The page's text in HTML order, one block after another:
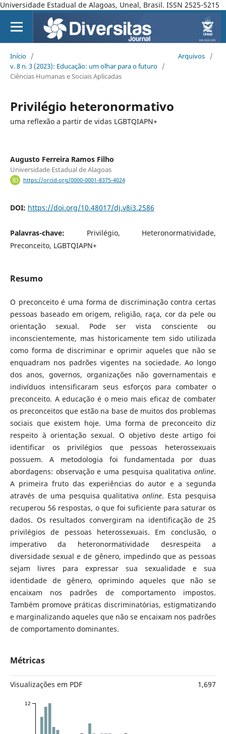
Universidade Estadual de Alagoas, Uneal, Brasil. ISSN 2525-5215
Início / Arquivos
/
v. 8 n. 3 (2023): Educação: um olhar para o futuro /
Ciências Humanas e Sociais Aplicadas
Privilégio heteronormativo
uma reflexão a partir de vidas LGBTQIAPN+
Augusto Ferreira Ramos Filho
Universidade Estadual de Alagoas
https://orcid.org/0000-0001-8375-4024
DOI: https://doi.org/10.48017/dj.v8i3.2586
Palavras-chave: Privilégio, Heteronormatividade,
Preconceito, LGBTQIAPN+
Resumo
O preconceito é uma forma de discriminação contra certas
pessoas baseado em origem, religião, raça, cor da pele ou
orientação sexual. Pode ser vista consciente ou
inconscientemente, mas historicamente tem sido utilizada
como forma de discriminar e oprimir aqueles que não se
enquadram nos padrões vigentes na sociedade. Ao longo
dos anos, governos, organizações não governamentais e
indivíduos intensificaram seus esforços para combater o
preconceito. A educação é o meio mais eficaz de combater
os preconceitos que estão na base de muitos dos problemas
sociais que existem hoje. Uma forma de preconceito diz
respeito à orientação sexual. O objetivo deste artigo foi
identificar os privilégios que pessoas heterossexuais
possuem. A metodologia foi fundamentada por duas
abordagens: observação e uma pesquisa qualitativaonline.
A primeira fruto das experiências do autor e a segunda
através de uma pesquisa qualitativaonline. Esta pesquisa
recuperou 56 respostas, o que foi suficiente para saturar os
dados. Os resultados convergiram na identificação de 25
privilégios de pessoas heterossexuais. Em conclusão, o
imperativo da heteronormatividade desrespeita a
diversidade sexual e de gênero, impedindo que as pessoas
sejam livres para expressar sua sexualidade e sua
identidade de gênero, oprimindo aqueles que não se
encaixam nos padrões de comportamento impostos.
Também promove práticas discriminatórias, estigmatizando
e marginalizando aqueles que não se encaixam nos padrões
de comportamento dominantes.
Métricas
Visualizações em PDF 1,697
12